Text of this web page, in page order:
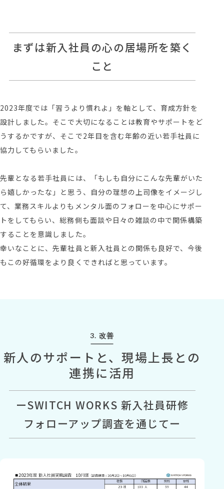
まずは新入社員の心の居場所を築く
こと
2023年度では「習うより慣れよ」を軸として、育成方針を
設計しました。そこで大切になることは教育やサポートをど
うするかですが、そこで2年目を含む年齢の近い若手社員に
協力してもらいました。
先輩となる若手社員には、「もしも自分にこんな先輩がいた
ら嬉しかったな」と思う、自分の理想の上司像をイメージし
て、業務スキルよりもメンタル面のフォローを中心にサポー
トをしてもらい、総務側も面談や日々の雑談の中で関係構築
することを意識しました。
幸いなことに、先輩社員と新入社員との関係も良好で、今後
もこの好循環をより良くできればと思っています。
3. 改善
新人のサポートと、現場上長との
連携に活用
ーSWITCH WORKS 新入社員研修
フォローアップ調査を通じてー